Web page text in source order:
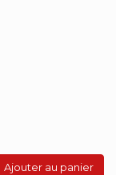
Ajouter au panier